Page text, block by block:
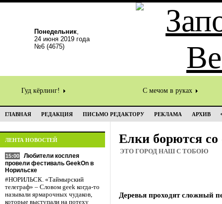
Понедельник,
24 июня 2019 года
№6 (4675)
Гуд кёрлинг! С мечом в руках
ГЛАВНАЯ РЕДАКЦИЯ ПИСЬМО РЕДАКТОРУ РЕКЛАМА АРХИВ
ЛЕНТА НОВОСТЕЙ
15:00
Любители косплея
провели фестиваль GeekOn в
Норильске
#НОРИЛЬСК. «Таймырский
телеграф» – Словом geek когда-то
называли ярмарочных чудаков,
которые выступали на потеху
Елки борются со
ЭТО ГОРОД НАШ С ТОБОЮ
Деревья проходят сложный